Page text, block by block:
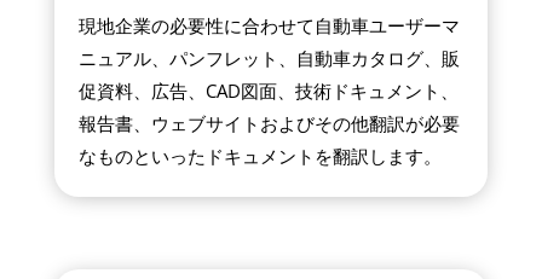
現地企業の必要性に合わせて自動車ユーザーマ
ニュアル、パンフレット、自動車カタログ、販
促資料、広告、CAD図面、技術ドキュメント、
報告書、ウェブサイトおよびその他翻訳が必要
なものといったドキュメントを翻訳します。